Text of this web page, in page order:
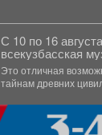
С 10 по 16
всекузбасская
археологии и
Это отличная
тайнам древних